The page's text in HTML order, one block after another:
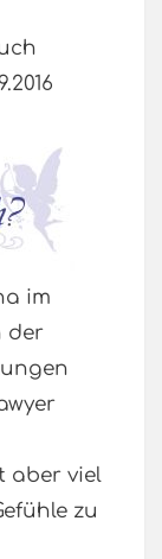
im
der
aber viel
zu